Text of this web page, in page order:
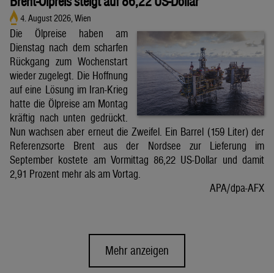
4. August 2026, Wien
Die Ölpreise haben am
Dienstag nach dem scharfen
Rückgang zum Wochenstart
wieder zugelegt. Die Hoffnung
auf eine Lösung im Iran-Krieg
hatte die Ölpreise am Montag
kräftig nach unten gedrückt.
Nun wachsen aber erneut die Zweifel. Ein Barrel (159 Liter) der
Referenzsorte Brent aus der Nordsee zur Lieferung im
September kostete am Vormittag 86,22 US-Dollar und damit
2,91 Prozent mehr als am Vortag.
APA/dpa-AFX
Mehr anzeigen